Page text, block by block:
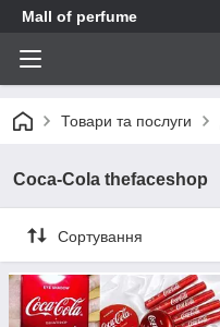
Mall of perfume
Товари та послуги
Coca-Cola thefaceshop
Сортування